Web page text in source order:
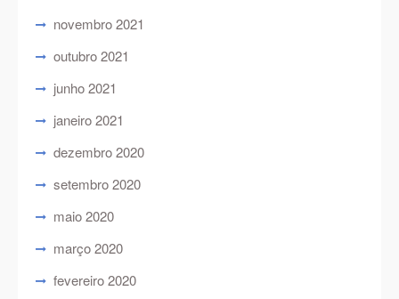
novembro 2021
outubro 2021
junho 2021
janeiro 2021
dezembro 2020
setembro 2020
maio 2020
março 2020
fevereiro 2020